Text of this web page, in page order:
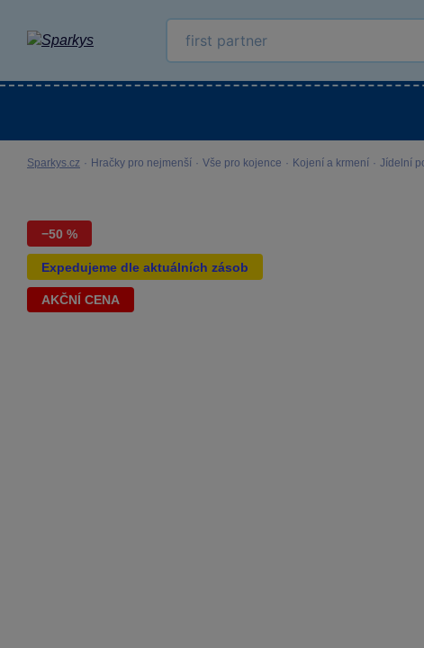
Sparkys.cz · Hračky pro nejmenší · Vše pro kojence · Kojení a krmení · Jídelní
−50 %
Expedujeme dle aktuálních zásob
AKČNÍ CENA